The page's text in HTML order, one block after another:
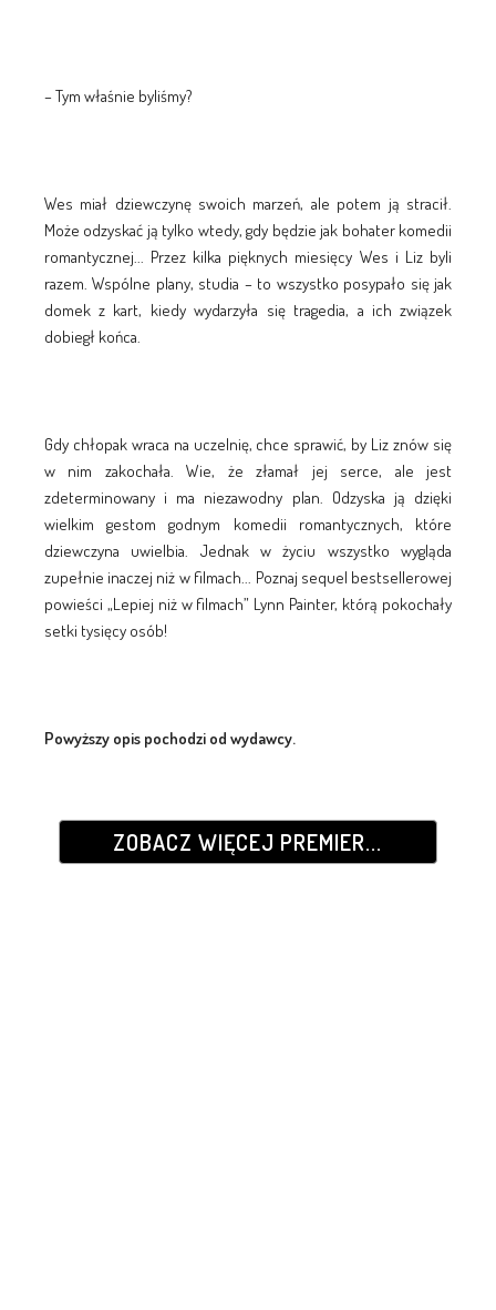
– Tym właśnie byliśmy?
Wes miał dziewczynę swoich marzeń, ale potem ją stracił.
Może odzyskać ją tylko wtedy, gdy będzie jak bohater komedii
romantycznej... Przez kilka pięknych miesięcy Wes i Liz byli
razem. Wspólne plany, studia – to wszystko posypało się jak
domek z kart, kiedy wydarzyła się tragedia, a ich związek
dobiegł końca.
Gdy chłopak wraca na uczelnię, chce sprawić, by Liz znów się
w nim zakochała. Wie, że złamał jej serce, ale jest
zdeterminowany i ma niezawodny plan. Odzyska ją dzięki
wielkim gestom godnym komedii romantycznych, które
dziewczyna uwielbia. Jednak w życiu wszystko wygląda
zupełnie inaczej niż w filmach... Poznaj sequel bestsellerowej
powieści „Lepiej niż w filmach” Lynn Painter, którą pokochały
setki tysięcy osób!
Powyższy opis pochodzi od wydawcy.
ZOBACZ WIĘCEJ PREMIER...